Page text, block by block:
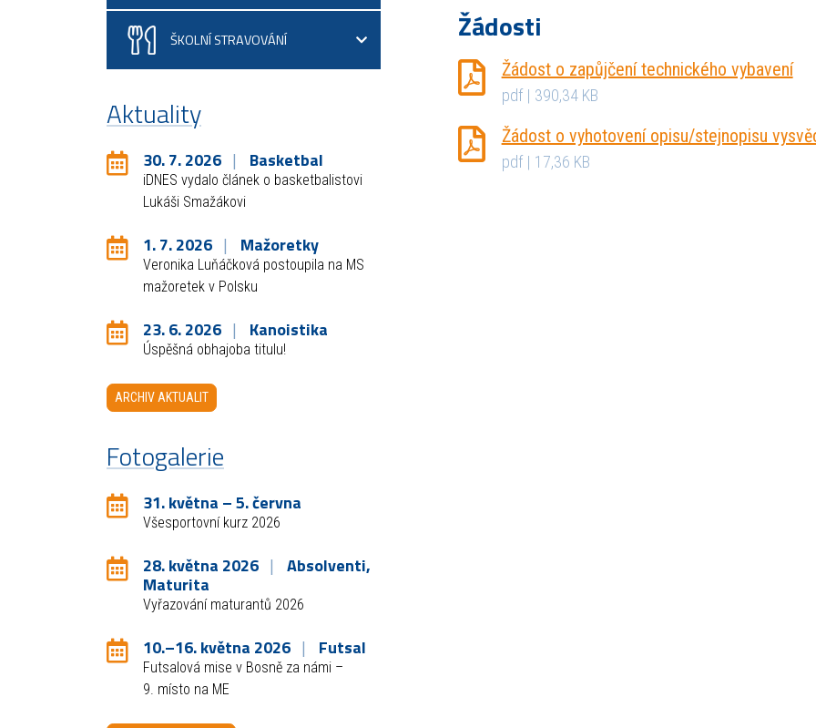
Žádosti
Žádost o zapůjčení technického vybavení
pdf | 390,34 KB
Žádost o vyhotovení opisu/stejnopisu
pdf | 17,36 KB
ŠKOLNÍ STRAVOVÁNÍ
Aktuality
30. 7. 2026 Basketbal
iDNES vydalo článek o basketbalistovi
Lukáši Smažákovi
1. 7. 2026 Mažoretky
Veronika Luňáčková postoupila na MS
mažoretek v Polsku
23. 6. 2026 Kanoistika
Úspěšná obhajoba titulu!
ARCHIV AKTUALIT
Fotogalerie
31. května – 5. června
Všesportovní kurz 2026
28. května 2026 Absolventi,
Maturita
Vyřazování maturantů 2026
10.–16. května 2026 Futsal
Futsalová mise v Bosně za námi –
9. místo na ME